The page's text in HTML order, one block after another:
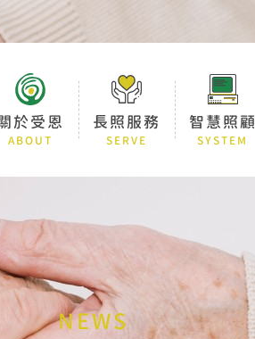
於受恩
ABOUT
長照服務
SERVE
智慧照顧
SYSTEM
NEWS